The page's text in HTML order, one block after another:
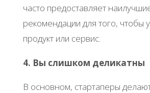
часто предоставляет
рекомендации для того, чтобы
продукт или сервис.
4. Вы слишком деликатны
В основном, стартаперы